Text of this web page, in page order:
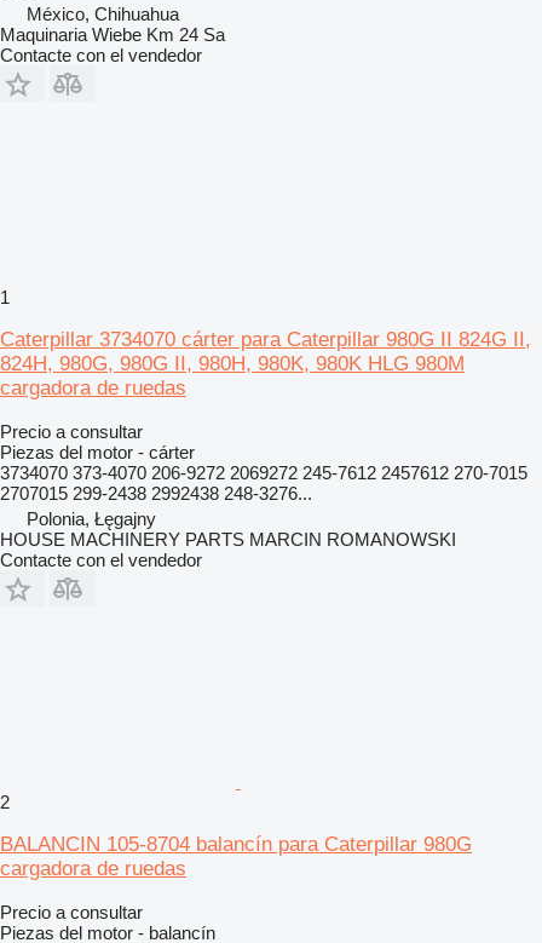
México, Chihuahua
Maquinaria Wiebe Km 24 Sa
Contacte con el vendedor
1
Caterpillar 3734070 cárter para Caterpillar 980G II 824G II,
824H, 980G, 980G II, 980H, 980K, 980K HLG 980M
cargadora de ruedas
Precio a consultar
Piezas del motor - cárter
3734070 373-4070 206-9272 2069272 245-7612 2457612 270-7015
2707015 299-2438 2992438 248-3276...
Polonia, Łęgajny
HOUSE MACHINERY PARTS MARCIN ROMANOWSKI
Contacte con el vendedor
2
BALANCIN 105-8704 balancín para Caterpillar 980G
cargadora de ruedas
Precio a consultar
Piezas del motor - balancín